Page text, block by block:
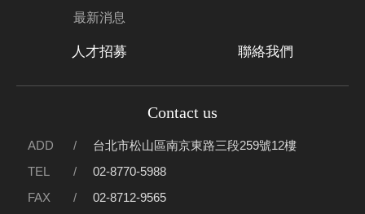
最新消息
人才招募 聯絡我們
Contact us
ADD
台北市松山區南京東路三段259號12樓
TEL
02-8770-5988
FAX
02-8712-9565